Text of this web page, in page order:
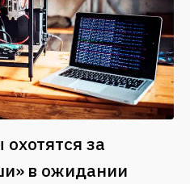
за
в ожидании